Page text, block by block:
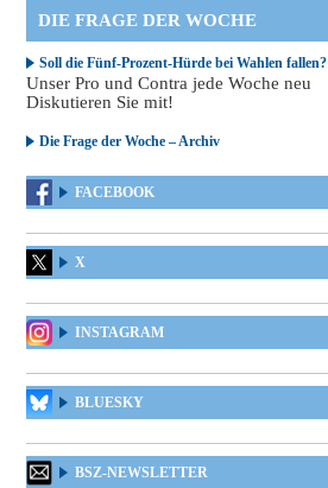
DIE FRAGE DER WOCHE
Soll die Fünf-Prozent-Hürde bei Wahlen fallen?
Unser Pro und Contra jede Woche neu
Diskutieren Sie mit!
Die Frage der Woche – Archiv
FACEBOOK
X
INSTAGRAM
BLUESKY
BSZ-NEWSLETTER